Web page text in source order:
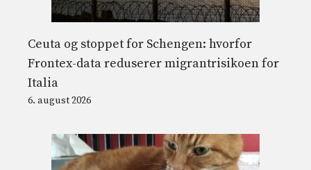
Ceuta og stoppet for Schengen: hvorfor
Frontex-data reduserer migrantrisikoen for
Italia
6. august 2026